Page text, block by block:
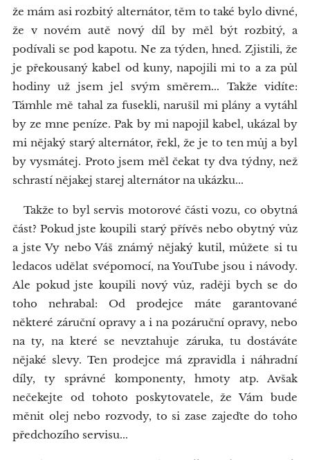
že mám asi rozbitý alternátor, těm to také bylo divné,
že v novém autě nový díl by měl být rozbitý, a
podívali se pod kapotu. Ne za týden, hned. Zjistili, že
je překousaný kabel od kuny, napojili mi to a za půl
hodiny už jsem jel svým směrem... Takže vidíte:
Támhle mě tahal za fusekli, narušil mi plány a vytáhl
by ze mne peníze. Pak by mi napojil kabel, ukázal by
mi nějaký starý alternátor, řekl, že je to ten můj a byl
by vysmátej. Proto jsem měl čekat ty dva týdny, než
schrastí nějakej starej alternátor na ukázku...
Takže to byl servis motorové části vozu, co obytná
část? Pokud jste koupili starý přívěs nebo obytný vůz
a jste Vy nebo Váš známý nějaký kutil, můžete si tu
ledacos udělat svépomocí, na YouTube jsou i návody.
Ale pokud jste koupili nový vůz, raději bych se do
toho nehrabal: Od prodejce máte garantované
některé záruční opravy a i na pozáruční opravy, nebo
na ty, na které se nevztahuje záruka, tu dostáváte
nějaké slevy. Ten prodejce má zpravidla i náhradní
díly, ty správné komponenty, hmoty atp. Avšak
nečekejte od tohoto poskytovatele, že Vám bude
měnit olej nebo rozvody, to si zase zajeďte do toho
předchozího servisu...